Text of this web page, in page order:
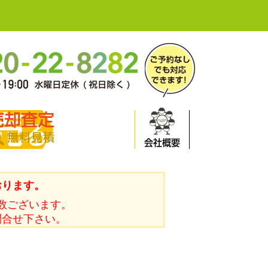
却査定
無料見積 会社概要
ます。
ざいます。
せ下さい。